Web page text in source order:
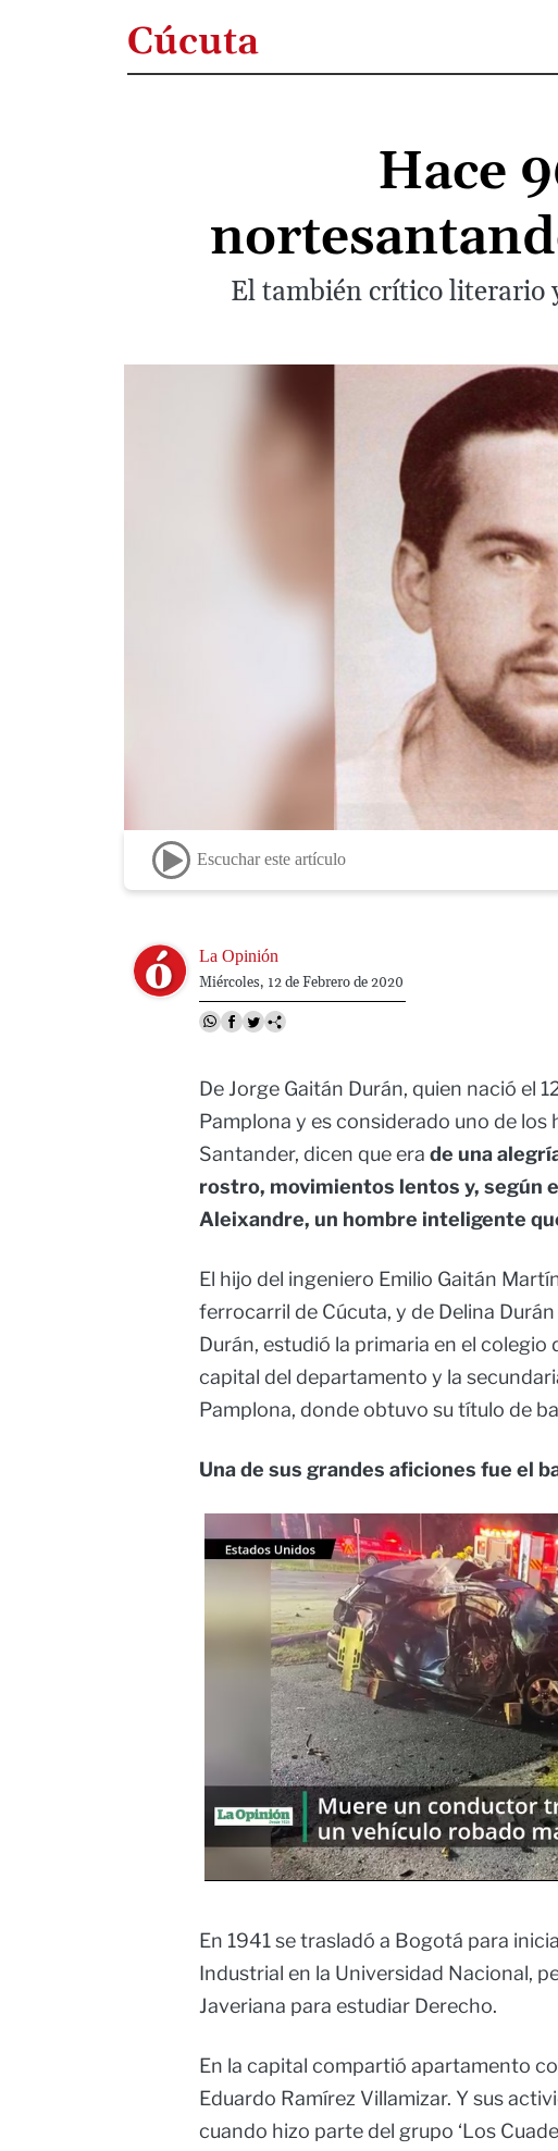
Cúcuta
Hace
El también crítico literario
Escuchar este artículo
Image La Opinión
Miércoles, 12 de Febrero de 2020
De Jorge Gaitán Durán, quien nació el
Pamplona y es considerado uno de los
Santander, dicen que era de una
rostro, movimientos lentos y, según
Aleixandre, un hombre inteligente
El hijo del ingeniero Emilio Gaitán
ferrocarril de Cúcuta, y de Delina
Durán, estudió la primaria en el colegio
capital del departamento y la
Pamplona, donde obtuvo su título de
Una de sus grandes aficiones fue el
En 1941 se trasladó a Bogotá para
Industrial en la Universidad Nacional,
Javeriana para estudiar Derecho.
En la capital compartió apartamento
Eduardo Ramírez Villamizar. Y sus
cuando hizo parte del grupo ‘Los